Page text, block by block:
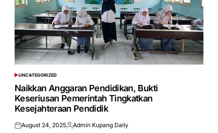
POSTED
IN
UNCATEGORIZED
Naikkan Anggaran Pendidikan, Bukti
Keseriusan Pemerintah Tingkatkan
Kesejahteraan Pendidik
Posted
August 24, 2025Posted
Admin Kupang Daily